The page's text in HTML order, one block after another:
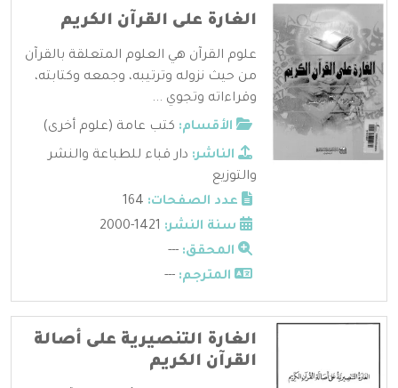
الغارة على القرآن الكريم
علوم القرآن هي العلوم المتعلقة بالقرآن
من حيث نزوله وترتيبه، وجمعه وكتابته،
وقراءاته وتجوي ...
الأقسام: كتب عامة (علوم أخرى)
الناشر: دار قباء للطباعة والنشر
والتوزيع
عدد الصفحات:
سنة النشر:
المحقق: ---
المترجم: ---
الغارة التنصيرية على أصالة
القرآن الكريم